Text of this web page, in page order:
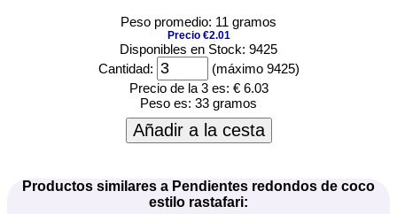
Peso promedio: 11 gramos
Precio €2.01
Disponibles en Stock: 9425
Cantidad:
(máximo 9425)
Precio de la 3 es: € 6.03
Peso es: 33 gramos
Añadir a la cesta
Productos similares a Pendientes redondos de coco
estilo rastafari: